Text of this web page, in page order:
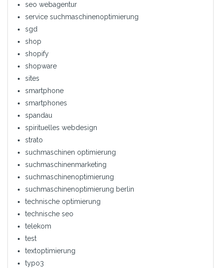
seo webagentur
service suchmaschinenoptimierung
sgd
shop
shopify
shopware
sites
smartphone
smartphones
spandau
spirituelles webdesign
strato
suchmaschinen optimierung
suchmaschinenmarketing
suchmaschinenoptimierung
suchmaschinenoptimierung berlin
technische optimierung
technische seo
telekom
test
textoptimierung
typo3